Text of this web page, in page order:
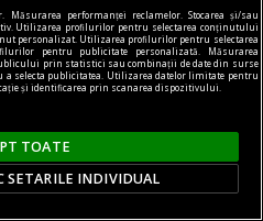
Măsurarea performanței reclamelor. Stocarea și/sau
Utilizarea profilurilor pentru selectarea conținutului
personalizat. Utilizarea profilurilor pentru selectarea
pentru publicitate personalizată. Măsurarea
prin statistici sau combinații de date din surse
selecta publicitatea. Utilizarea datelor limitate pentru
și identificarea prin scanarea dispozitivului.
TOATE
SETARILE INDIVIDUAL